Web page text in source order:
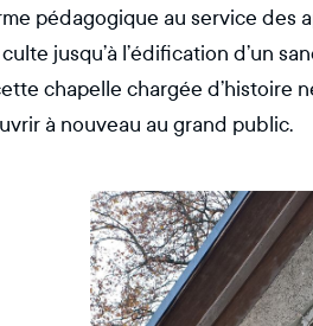
pédagogique au service des
jusqu’à l’édification d’un
chapelle chargée d’histoire
à nouveau au grand public.